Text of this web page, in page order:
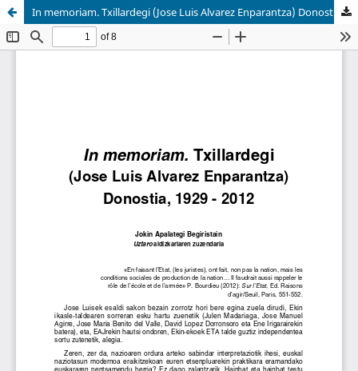
In memoriam. Txillardegi (Jose Luis Alvarez Enparantza) Donostia, 1929-2012